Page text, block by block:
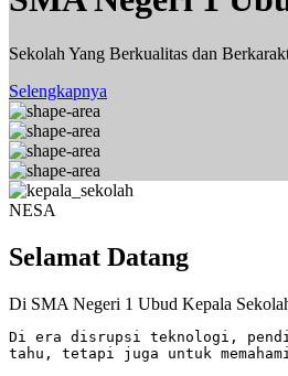
Sekolah Yang Berkualitas dan
Selengkapnya
NESA
Selamat Datang
Di SMA Negeri 1 Ubud Kepala
Di era disrupsi teknologi,
tahu, tetapi juga untuk